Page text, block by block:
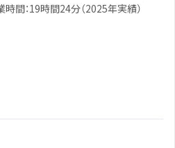
間：19時間24分（2025年実績）